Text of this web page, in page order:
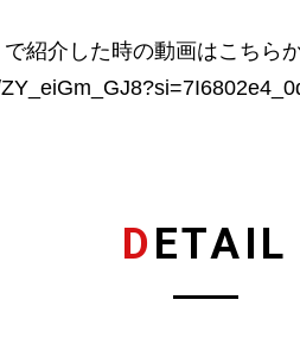
で紹介した時の動画はこちら
DETAIL